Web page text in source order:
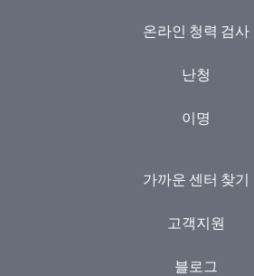
온라인 청력 검사
난청
이명
가까운 센터 찾기
고객지원
블로그